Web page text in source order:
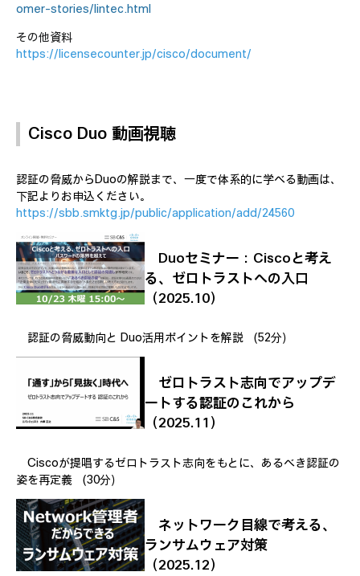
omer-stories/lintec.html
その他資料
https://licensecounter.jp/cisco/document/
Cisco Duo 動画視聴
認証の脅威からDuoの解説まで、一度で体系的に学べる動画は、
下記よりお申込ください。
https://sbb.smktg.jp/public/application/add/24560
Duoセミナー：Ciscoと考え
る、ゼロトラストへの入口
（2025.10）
認証の脅威動向と Duo活用ポイントを解説 （52分）
ゼロトラスト志向でアップデ
ートする認証のこれから
（2025.11）
Ciscoが提唱するゼロトラスト志向をもとに、あるべき認証の
姿を再定義 （30分）
ネットワーク目線で考える、
ランサムウェア対策
（2025.12）